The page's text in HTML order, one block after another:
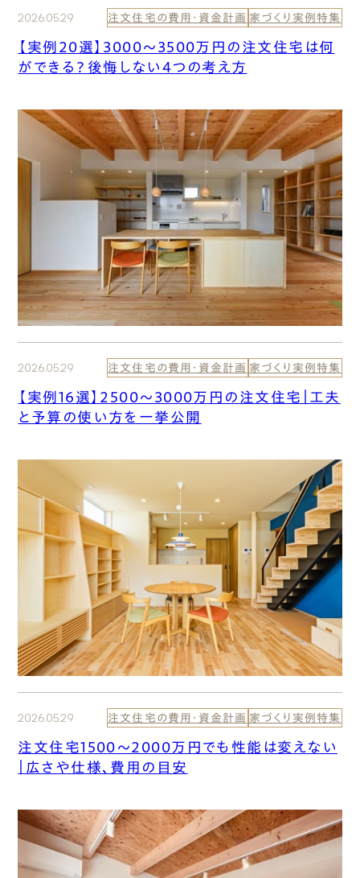
2026.05.29 注文住宅の費用・資金計画 家づくり実例特集
【実例20選】3000〜3500万円の注文住宅は何
ができる？後悔しない4つの考え方
2026.05.29 注文住宅の費用・資金計画 家づくり実例特集
【実例16選】2500〜3000万円の注文住宅｜工夫
と予算の使い方を一挙公開
2026.05.29 注文住宅の費用・資金計画 家づくり実例特集
注文住宅1500〜2000万円でも性能は変えない
｜広さや仕様、費用の目安